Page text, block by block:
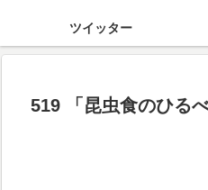
ツイッター
519 「昆虫食のひる